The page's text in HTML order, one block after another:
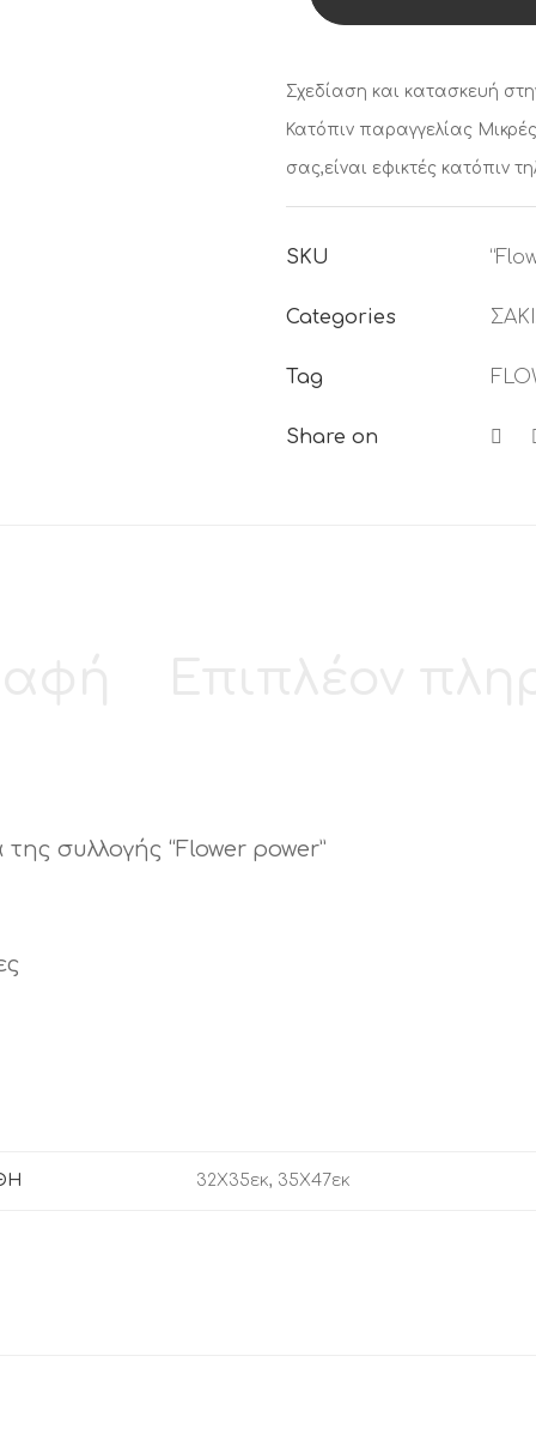
Σχεδίαση και κατασκευή
Κατόπιν παραγγελίας
σας,είναι εφικτές κατόπιν
SKU
Categories
Tag
Share on
συλλογής “Flower power”
32Χ35εκ, 35Χ47εκ